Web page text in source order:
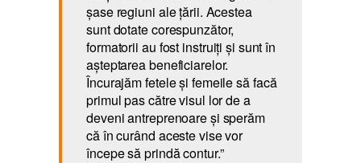
șase regiuni ale țării. Acestea
sunt dotate corespunzător,
formatorii au fost instruiți și sunt în
așteptarea beneficiarelor.
Încurajăm fetele și femeile să facă
primul pas către visul lor de a
deveni antreprenoare și sperăm
că în curând aceste vise vor
începe să prindă contur.”